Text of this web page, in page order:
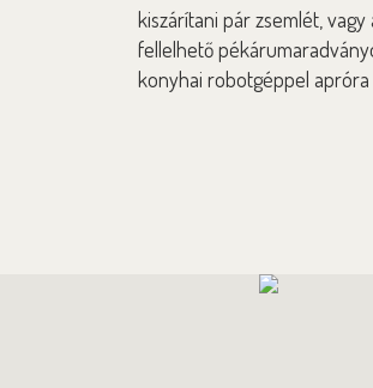
kiszárítani pár zsemlét, vagy
fellelhető
konyhai robotgéppel apróra